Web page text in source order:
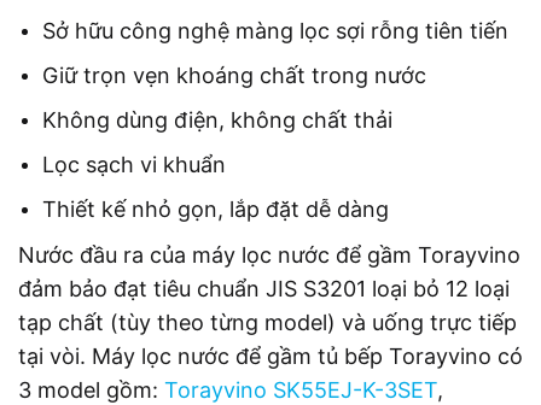
Sở hữu công nghệ màng lọc sợi rỗng tiên tiến
Giữ trọn vẹn khoáng chất trong nước
Không dùng điện, không chất thải
Lọc sạch vi khuẩn
Thiết kế nhỏ gọn, lắp đặt dễ dàng
Nước đầu ra của máy lọc nước để gầm Torayvino
đảm bảo đạt tiêu chuẩn JIS S3201 loại bỏ 12 loại
tạp chất (tùy theo từng model) và uống trực tiếp
tại vòi. Máy lọc nước để gầm tủ bếp Torayvino có
3 model gồm: Torayvino SK55EJ-K-3SET,